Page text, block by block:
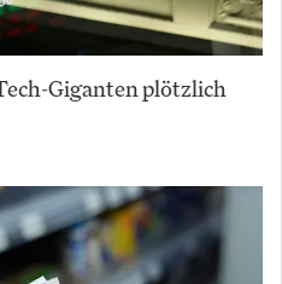
Giganten plötzlich